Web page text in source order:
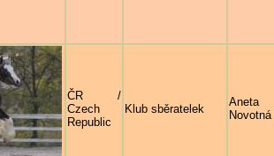
ČR /
Czech
Republic
Klub sběratelek
Aneta
Novotná